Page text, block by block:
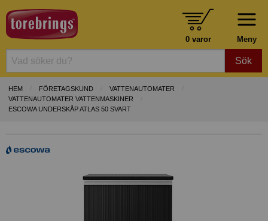
Meny
0 varor
Sök
HEM FÖRETAGSKUND
VATTENAUTOMATER
VATTENAUTOMATER VATTENMASKINER
ESCOWA UNDERSKÅP ATLAS 50 SVART